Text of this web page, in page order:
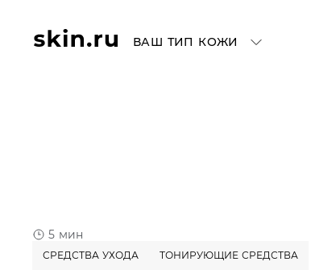
ВАШ ТИП КОЖИ
5 мин
СРЕДСТВА УХОДА ТОНИРУЮЩИЕ СРЕДСТВА